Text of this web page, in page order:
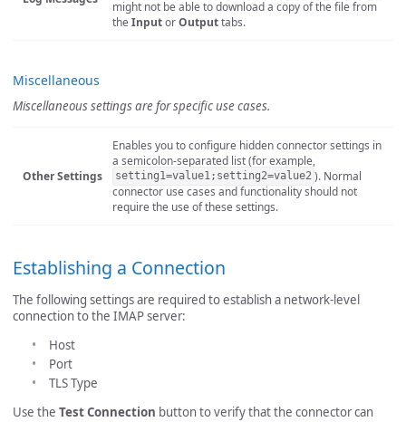
might not be able to download a copy of the file from
the InputorOutputtabs.
Miscellaneous
Miscellaneous settings are for specific use cases.
Other Settings
Enables you to configure hidden connector settings in
a semicolon-separated list (for example,
setting1=value1;setting2=value2 ). Normal
connector use cases and functionality should not
require the use of these settings.
Establishing a Connection
The following settings are required to establish a network-level
connection to the IMAP server:
Host
Port
TLS Type
Use the Test Connection button to verify that the connector can